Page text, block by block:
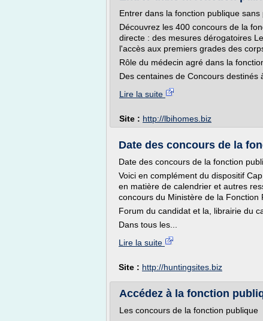
Entrer dans la fonction publique
Découvrez les 400 concours de la
directe : des mesures dérogatoires
l'accès aux premiers grades des
Rôle du médecin agré dans la
Des centaines de Concours destinés
Lire la suite
Site : http://lbihomes.biz
Date des concours de la
Date des concours de la fonction
Voici en complément du dispositif
en matière de calendrier et autres
concours du Ministère de la Fonction
Forum du candidat et la, librairie du
Dans tous les...
Lire la suite
Site : http://huntingsites.biz
Accédez à la fonction
Les concours de la fonction publique